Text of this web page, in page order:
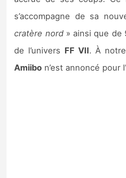
s’accompagne de sa
cratère nord» ainsi que de
de l’univers FF VII. À
Amiibo n’est annoncé pour